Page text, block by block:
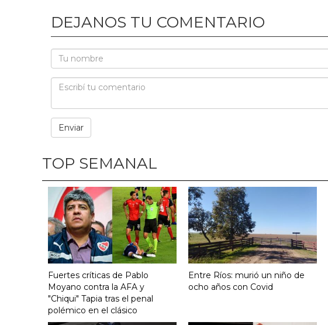
DEJANOS TU COMENTARIO
TOP SEMANAL
Moyano contra la AFA y
"Chiqui" Tapia tras el penal
polémico en el clásico
ocho años con Covid